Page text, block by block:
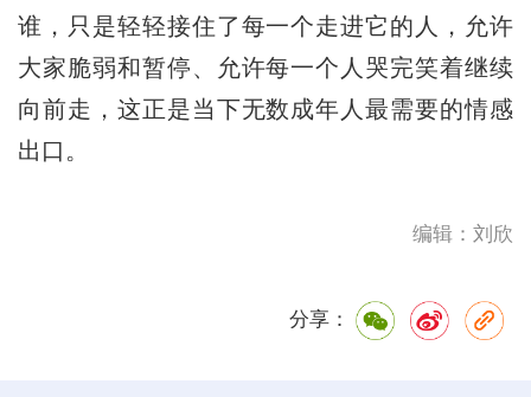
谁，只是轻轻接住了每一个走进它的人，允许
大家脆弱和暂停、允许每一个人哭完笑着继续
向前走，这正是当下无数成年人最需要的情感
出口。
编辑：刘欣
分享：